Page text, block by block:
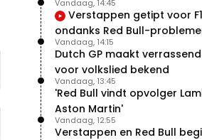
Verstappen getipt voor
ondanks Red Bull-
Vandaag, 14:45
Dutch GP maakt
voor volkslied bekend
Vandaag, 14:15
'Red Bull vindt opvolger
Aston Martin'
Vandaag, 13:45
Verstappen en Red Bull
Vandaag, 12:55